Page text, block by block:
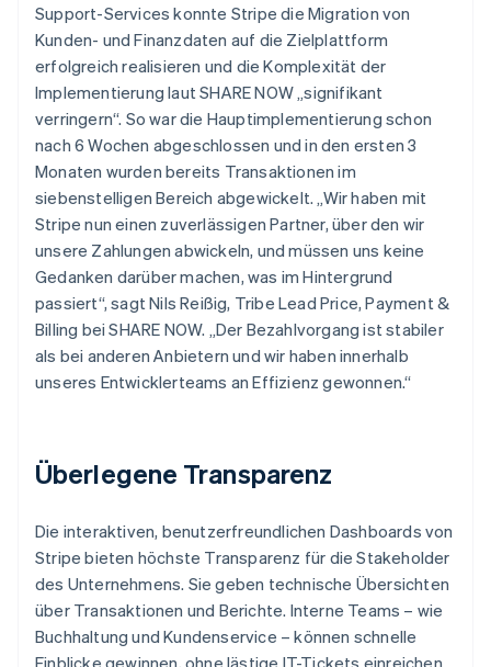
Support-Services konnte Stripe die Migration von
Kunden- und Finanzdaten auf die Zielplattform
erfolgreich realisieren und die Komplexität der
Implementierung laut SHARE NOW „signifikant
verringern“. So war die Hauptimplementierung schon
nach 6 Wochen abgeschlossen und in den ersten 3
Monaten wurden bereits Transaktionen im
siebenstelligen Bereich abgewickelt. „Wir haben mit
Stripe nun einen zuverlässigen Partner, über den wir
unsere Zahlungen abwickeln, und müssen uns keine
Gedanken darüber machen, was im Hintergrund
passiert“, sagt Nils Reißig, Tribe Lead Price, Payment &
Billing bei SHARE NOW. „Der Bezahlvorgang ist stabiler
als bei anderen Anbietern und wir haben innerhalb
unseres Entwicklerteams an Effizienz gewonnen.“
Überlegene Transparenz
Die interaktiven, benutzerfreundlichen Dashboards von
Stripe bieten höchste Transparenz für die Stakeholder
des Unternehmens. Sie geben technische Übersichten
über Transaktionen und Berichte. Interne Teams – wie
Buchhaltung und Kundenservice – können schnelle
Einblicke gewinnen, ohne lästige IT-Tickets einreichen